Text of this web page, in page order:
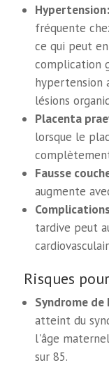
Hypertension:
fréquente
ce qui peut
complication
hypertension
lésions
Placenta
lorsque le
Fausse
augmente
tardive peut
Risques
Syndrome de
atteint du
l'âge
sur 85.